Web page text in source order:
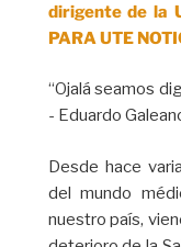
dirigente de la
PARA UTE
“Ojalá seamos
- Eduardo
Desde hace
del mundo
nuestro país,